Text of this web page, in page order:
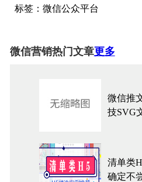
标签：微信公众平台
微信营销热门文章更多
微信推
技SVG
清单类
确定不